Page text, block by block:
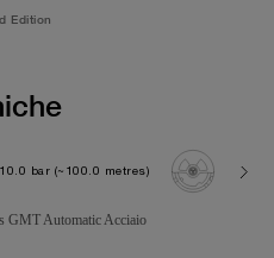
Edition
10.0 bar (~100.0 metres)